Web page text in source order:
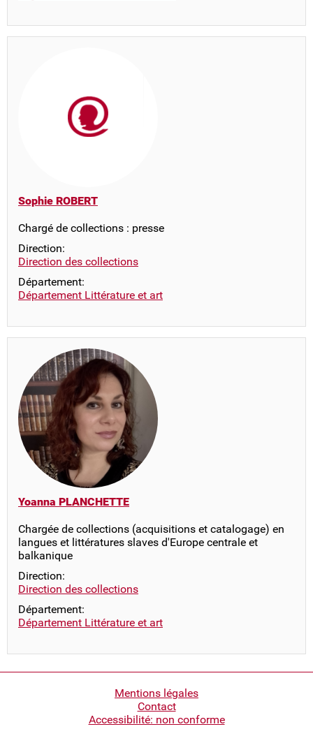
Sophie ROBERT
Chargé de collections : presse
Direction:
Direction des collections
Département:
Département Littérature et art
Yoanna PLANCHETTE
Chargée de collections (acquisitions et catalogage) en
langues et littératures slaves d'Europe centrale et
balkanique
Direction:
Direction des collections
Département:
Département Littérature et art
Mentions légales
Contact
Accessibilité: non conforme